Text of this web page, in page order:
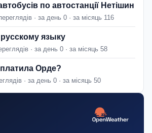
по автостанції Нетішин
· за день 0 · за місяць 116
языку
· за день 0 · за місяць 58
Орде?
· за день 0 · за місяць 50